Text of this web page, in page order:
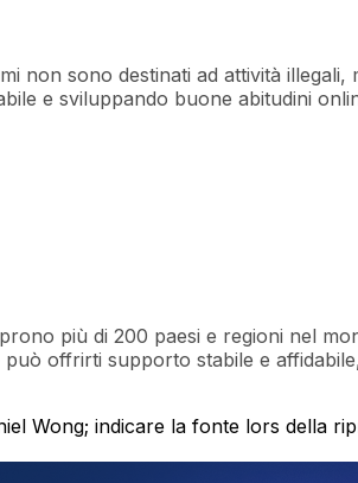
sono destinati ad attività
e sviluppando buone abitudini
più di 200 paesi e regioni nel
offrirti supporto stabile e
Wong; indicare la fonte lors della